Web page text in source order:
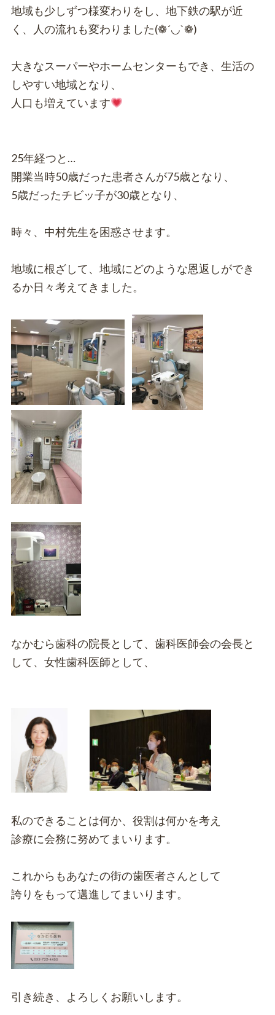
地域も少しずつ様変わりをし、地下鉄の駅が近
く、人の流れも変わりました(❁´◡`❁)
大きなスーパーやホームセンターもでき、生活の
しやすい地域となり、
人口も増えています
25年経つと…
開業当時50歳だった患者さんが75歳となり、
5歳だったチビッ子が30歳となり、
時々、中村先生を困惑させます。
地域に根ざして、地域にどのような恩返しができ
るか日々考えてきました。
なかむら歯科の院長として、歯科医師会の会長と
して、女性歯科医師として、
私のできることは何か、役割は何かを考え
診療に会務に努めてまいります。
これからもあなたの街の歯医者さんとして
誇りをもって邁進してまいります。
引き続き、よろしくお願いします。